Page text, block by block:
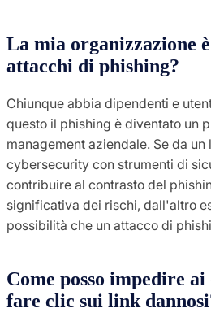
La mia organizzazione
attacchi di phishing?
Chiunque abbia dipendenti e
questo il phishing è diventato un
management aziendale. Se da
cybersecurity con strumenti di
contribuire al contrasto del
significativa dei rischi, dall'altro
possibilità che un attacco di
Come posso impedire
fare clic sui link